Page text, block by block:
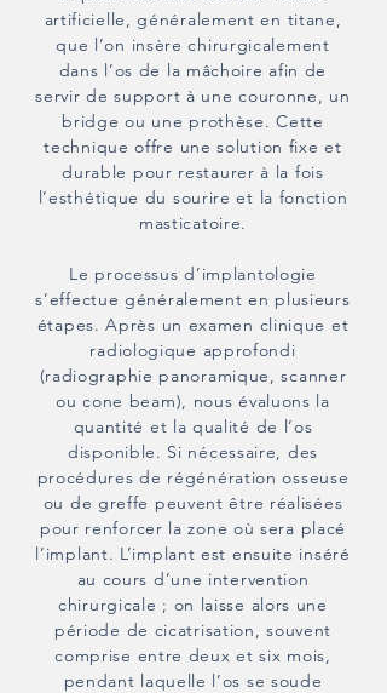
artificielle, généralement en titane,
que l’on insère chirurgicalement
dans l’os de la mâchoire afin de
servir de support à une couronne, un
bridge ou une prothèse. Cette
technique offre une solution fixe et
durable pour restaurer à la fois
l’esthétique du sourire et la fonction
masticatoire.
Le processus d’implantologie
s’effectue généralement en plusieurs
étapes. Après un examen clinique et
radiologique approfondi
(radiographie panoramique, scanner
ou cone beam), nous évaluons la
quantité et la qualité de l’os
disponible. Si nécessaire, des
procédures de régénération osseuse
ou de greffe peuvent être réalisées
pour renforcer la zone où sera placé
l’implant. L’implant est ensuite inséré
au cours d’une intervention
chirurgicale ; on laisse alors une
période de cicatrisation, souvent
comprise entre deux et six mois,
pendant laquelle l’os se soude